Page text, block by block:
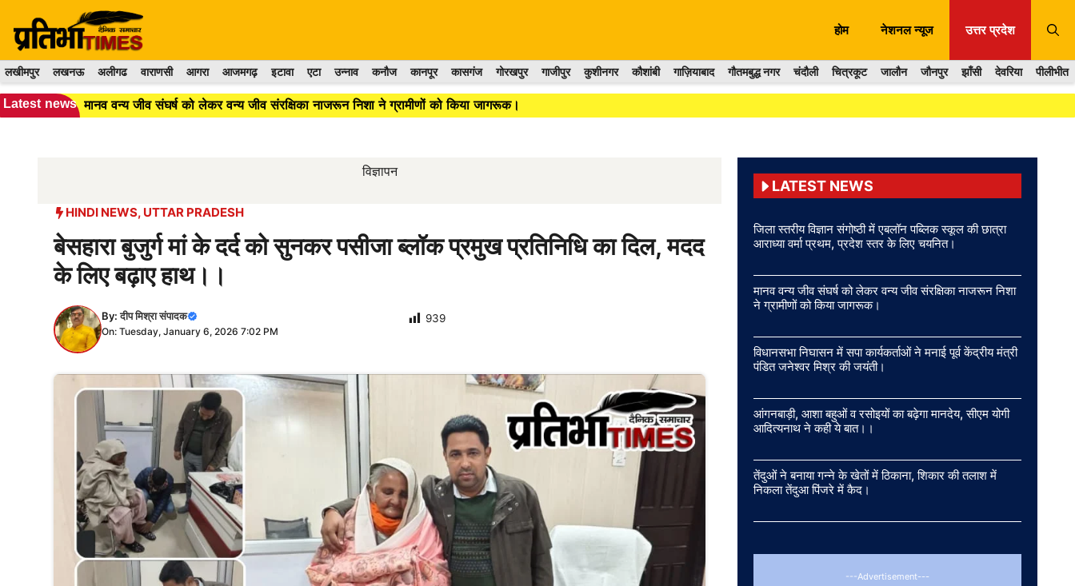
content
होम नेशनल न्यूज उत्तर प्रदेश
लखीमपुर लखनऊ अलीगढ वाराणसी आगरा आजमगढ़ इटावा एटा उन्नाव कनौज कानपूर कासगंज गोरखपुर गाजीपुर कुशीनगर कौशांबी गाज़ियाबाद गौतमबुद्ध नगर चंदौली चित्रकूट जालौन जौनपुर झाँसी देवरिया पीलीभीत
Latest news मानव वन्य जीव संघर्ष को लेकर वन्य जीव संरक्षिका नाजरून निशा ने ग्रामीणों को किया जागरूक।
विज्ञापन
HINDI NEWS, UTTAR PRADESH
बेसहारा बुजुर्ग मां के दर्द को सुनकर पसीजा ब्लॉक प्रमुख प्रतिनिधि का दिल, मदद
के लिए बढ़ाए हाथ।।
By:दीप मिश्रा संपादक
On: Tuesday, January 6, 2026 7:02 PM
939
LATEST NEWS
जिला स्तरीय विज्ञान संगोष्ठी में एबलॉन पब्लिक स्कूल की छात्रा
आराध्या वर्मा प्रथम, प्रदेश स्तर के लिए चयनित।
मानव वन्य जीव संघर्ष को लेकर वन्य जीव संरक्षिका नाजरून निशा
ने ग्रामीणों को किया जागरूक।
विधानसभा निघासन में सपा कार्यकर्ताओं ने मनाई पूर्व केंद्रीय मंत्री
पंडित जनेश्वर मिश्र की जयंती।
आंगनबाड़ी, आशा बहुओं व रसोइयों का बढ़ेगा मानदेय, सीएम योगी
आदित्यनाथ ने कही ये बात।।
तेंदुओं ने बनाया गन्ने के खेतों में ठिकाना, शिकार की तलाश में
निकला तेंदुआ पिंजरे में कैद।
---Advertisement---